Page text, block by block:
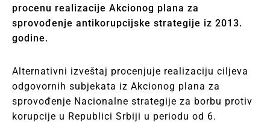
procenu realizacije Akcionog plana za
sprovođenje antikorupcijske strategije iz 2013.
godine.
Alternativni izveštaj procenjuje realizaciju ciljeva
odgovornih subjekata iz Akcionog plana za
sprovođenje Nacionalne strategije za borbu protiv
korupcije u Republici Srbiji u periodu od 6.